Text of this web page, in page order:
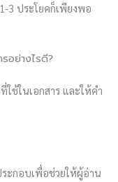
3 ประโยคก็เพียงพอ
อย่างไรดี?
ช้ในเอกสาร และให้คำ
ระกอบเพื่อช่วยให้ผู้อ่าน